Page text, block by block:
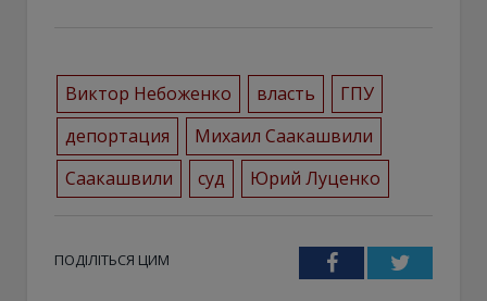
Виктор Небоженко власть
ГПУ
депортация
Михаил Саакашвили
Саакашвили
суд Юрий Луценко
ПОДІЛІТЬСЯ ЦИМ FacebookTwitter